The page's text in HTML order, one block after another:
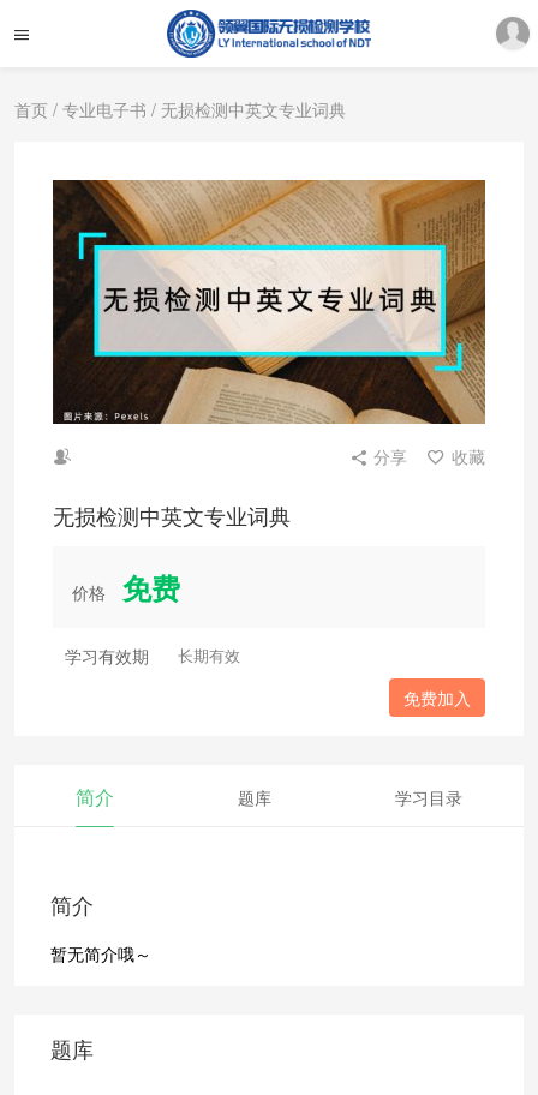
首页 / 专业电子书 / 无损检测中英文专业词典
分享 收藏
无损检测中英文专业词典
价格 免费
学习有效期 长期有效
免费加入
简介 题库 学习目录
简介
暂无简介哦～
题库